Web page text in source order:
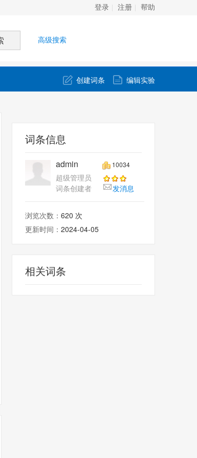
登录 注册 帮助
高级搜索
创建词条 编辑实验
词条信息
admin 10034
超级管理员
词条创建者
发消息
浏览次数： 620 次
更新时间： 2024-04-05
相关词条